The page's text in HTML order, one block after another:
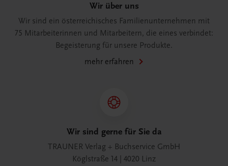
Wir über uns
Wir sind ein österreichisches Familienunternehmen mit
75 Mitarbeiterinnen und Mitarbeitern, die eines verbindet:
Begeisterung für unsere Produkte.
mehr erfahren
Wir sind gerne für Sie da
TRAUNER Verlag + Buchservice GmbH
Köglstraße 14 | 4020 Linz